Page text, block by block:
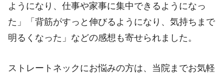
ようになり、仕事や家事に集中できるようになっ
た」「背筋がすっと伸びるようになり、気持ちまで
明るくなった」などの感想も寄せられました。
ストレートネックにお悩みの方は、当院までお気軽